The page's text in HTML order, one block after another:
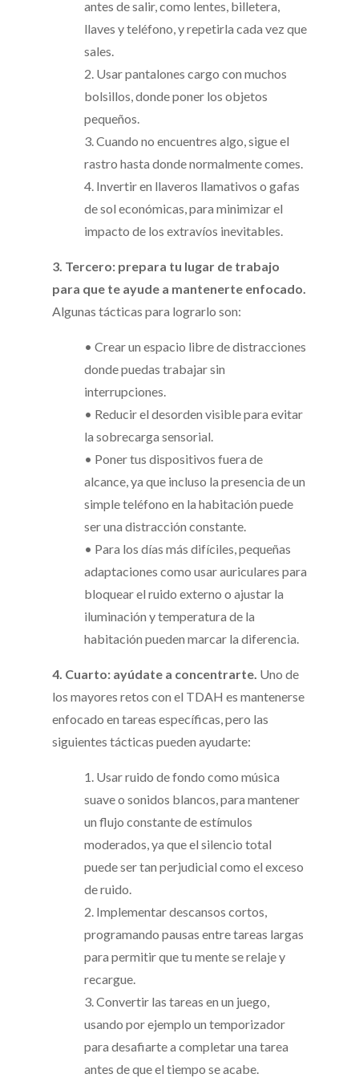
antes de salir, como lentes, billetera,
llaves y teléfono, y repetirla cada vez que
sales.
2. Usar pantalones cargo con muchos
bolsillos, donde poner los objetos
pequeños.
3. Cuando no encuentres algo, sigue el
rastro hasta donde normalmente comes.
4. Invertir en llaveros llamativos o gafas
de sol económicas, para minimizar el
impacto de los extravíos inevitables.
3. Tercero: prepara tu lugar de trabajo
para que te ayude a mantenerte enfocado.
Algunas tácticas para lograrlo son:
• Crear un espacio libre de distracciones
donde puedas trabajar sin
interrupciones.
• Reducir el desorden visible para evitar
la sobrecarga sensorial.
• Poner tus dispositivos fuera de
alcance, ya que incluso la presencia de un
simple teléfono en la habitación puede
ser una distracción constante.
• Para los días más difíciles, pequeñas
adaptaciones como usar auriculares para
bloquear el ruido externo o ajustar la
iluminación y temperatura de la
habitación pueden marcar la diferencia.
4. Cuarto: ayúdate a concentrarte. Uno de
los mayores retos con el TDAH es mantenerse
enfocado en tareas específicas, pero las
siguientes tácticas pueden ayudarte:
1. Usar ruido de fondo como música
suave o sonidos blancos, para mantener
un flujo constante de estímulos
moderados, ya que el silencio total
puede ser tan perjudicial como el exceso
de ruido.
2. Implementar descansos cortos,
programando pausas entre tareas largas
para permitir que tu mente se relaje y
recargue.
3. Convertir las tareas en un juego,
usando por ejemplo un temporizador
para desafiarte a completar una tarea
antes de que el tiempo se acabe.